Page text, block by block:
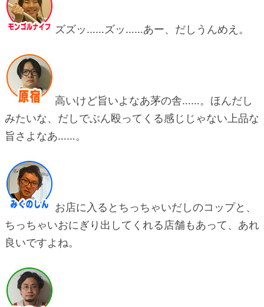
ズズッ……ズッ……あー、だしうんめえ。
高いけど旨いよなあ茅の舎……。ほんだし
みたいな、だしでぶん殴ってくる感じじゃない上品な
旨さよなあ……。
お店に入るとちっちゃいだしのコップと、
ちっちゃいおにぎり出してくれる店舗もあって、あれ
良いですよね。